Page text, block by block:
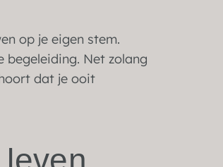
op je eigen stem.
begeleiding. Net zolang
dat je ooit